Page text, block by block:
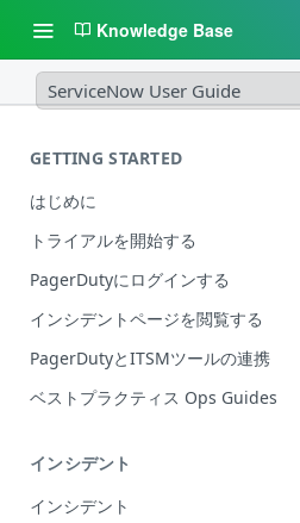
Knowledge Base
ServiceNow User Guide
GETTING STARTED
はじめに
トライアルを開始する
PagerDutyにログインする
インシデントページを閲覧する
PagerDutyとITSMツールの連携
ベストプラクティス Ops Guides
インシデント
インシデント